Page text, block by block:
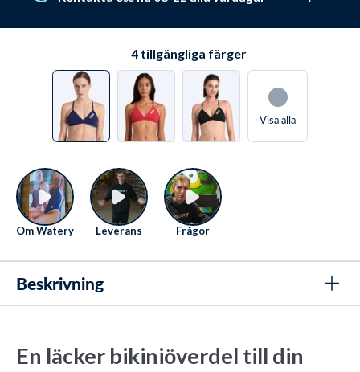
Vi älskar att hjälpa. Därför sitter vi redo Måndag-Fredag
4 tillgängliga färger
Visa alla
Om Watery Leverans Frågor
Beskrivning
En läcker bikiniöverdel till din